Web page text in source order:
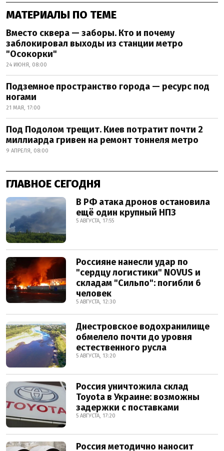
МАТЕРИАЛЫ ПО ТЕМЕ
Вместо сквера — заборы. Кто и почему
заблокировал выходы из станции метро
"Осокорки"
24 ИЮНЯ, 08:00
Подземное пространство города — ресурс под
ногами
21 МАЯ, 17:00
Под Подолом трещит. Киев потратит почти 2
миллиарда гривен на ремонт тоннеля метро
9 АПРЕЛЯ, 08:00
ГЛАВНОЕ СЕГОДНЯ
В РФ атака дронов остановила
ещё один крупный НПЗ
5 АВГУСТА, 17:55
Россияне нанесли удар по
"сердцу логистики" NOVUS и
складам "Сильпо": погибли 6
человек
5 АВГУСТА, 12:30
Днестровское водохранилище
обмелело почти до уровня
естественного русла
5 АВГУСТА, 13:20
Россия уничтожила склад
Toyota в Украине: возможны
задержки с поставками
5 АВГУСТА, 17:20
Россия методично наносит